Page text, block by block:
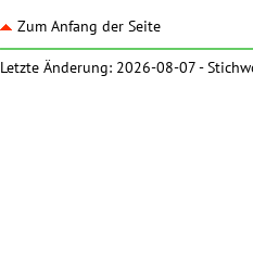
Zum Anfang der Seite
Letzte Änderung: 2026-08-07 -